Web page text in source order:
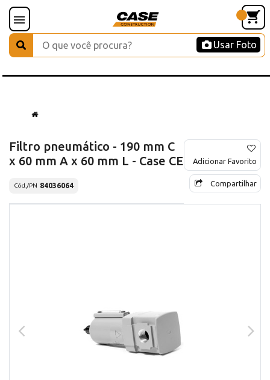
Usar Foto
Filtro pneumático - 190 mm C
x 60 mm A x 60 mm L - Case CE
Cód./PN 84036064
Adicionar Favorito
Compartilhar